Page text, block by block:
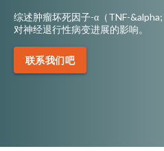
综述肿瘤坏死因子-α（TNF-
对神经退行性病变进展的影响。
联系我们吧